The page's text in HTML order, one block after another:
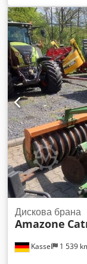
Kassel 1 539
Дискова брана
Amazone